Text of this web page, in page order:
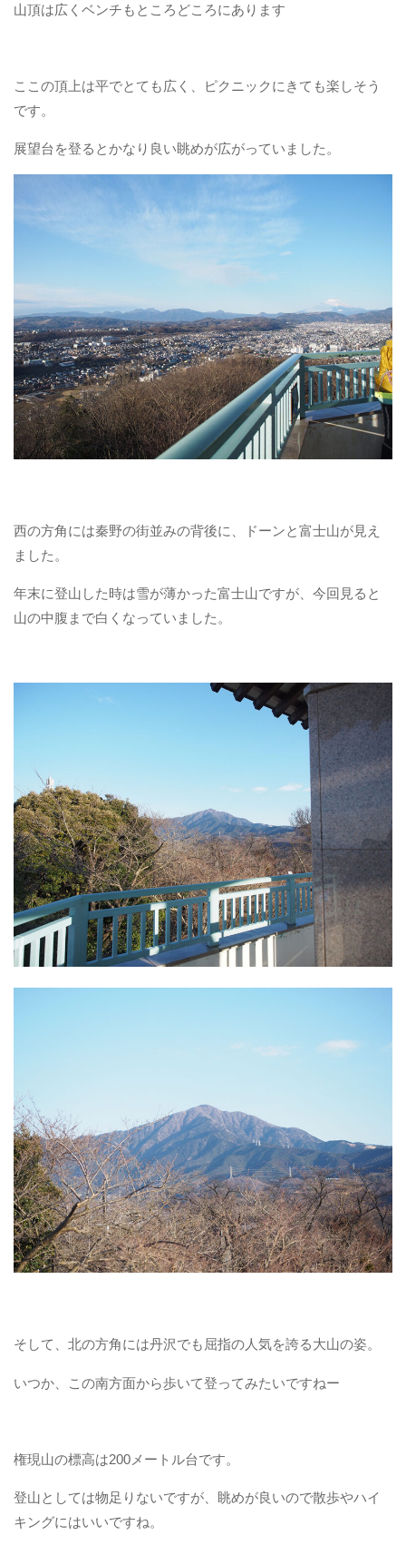
山頂は広くベンチもところどころにあります
ここの頂上は平でとても広く、ピクニックにきても楽しそう
です。
展望台を登るとかなり良い眺めが広がっていました。
西の方角には秦野の街並みの背後に、ドーンと富士山が見え
ました。
年末に登山した時は雪が薄かった富士山ですが、今回見ると
山の中腹まで白くなっていました。
そして、北の方角には丹沢でも屈指の人気を誇る大山の姿。
いつか、この南方面から歩いて登ってみたいですねー
権現山の標高は200メートル台です。
登山としては物足りないですが、眺めが良いので散歩やハイ
キングにはいいですね。